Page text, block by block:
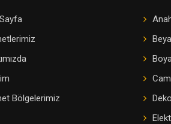
Bölgelerimiz
Cam